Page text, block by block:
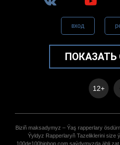
вход
ПОКАЗАТЬ
12+
Biziñ maksadymyz – Ýaş rapperlary
Ýyldyz Rapperlaryñ Tazeliklerini size
100de100hiphop.com saýdymyzda ähli